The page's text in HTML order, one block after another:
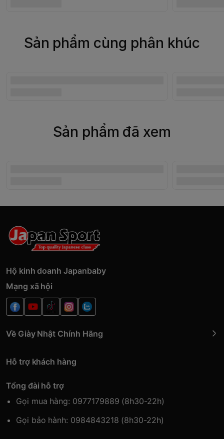
Sản phẩm cùng phân khúc
Sản phẩm đã xem
Hộ kinh doanh Japanbaby
Mạng xã hội
Về Giày Nhật Chính Hãng
Hỗ trợ khách hàng
Tổng đài hỗ trợ
Gọi mua hàng: 0977179889 (8h30-22h)
Gọi bảo hành: 0984843218 (8h30-22h)